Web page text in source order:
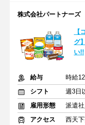
株式会社パートナー
【
グ
い!!
給与
時給
シフト
週3日
雇用形態
派遣社
アクセス
西天